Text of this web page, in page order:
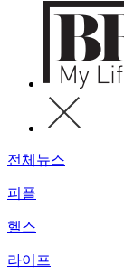
전체뉴스
피플
헬스
라이프